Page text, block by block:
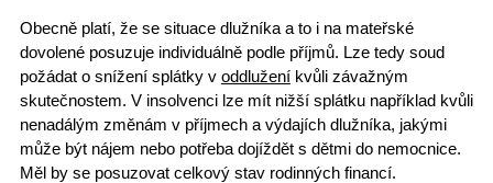
Obecně platí, že se situace dlužníka a to i na mateřské
dovolené posuzuje individuálně podle příjmů. Lze tedy soud
požádat o snížení splátky v oddluženíkvůli závažným
skutečnostem. V insolvenci lze mít nižší splátkunapříklad kvůli
nenadálým změnám v příjmech a výdajích dlužníka, jakými
může být nájem nebo potřeba dojíždět s dětmi do nemocnice.
Měl by se posuzovat celkový stav rodinných financí.